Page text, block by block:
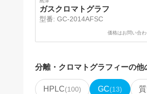
ガスクロマトグラフ
型番: GC-2014AFSC
価格はお問い合
分離・クロマトグラフィーの他
HPLC(100) GC(13)